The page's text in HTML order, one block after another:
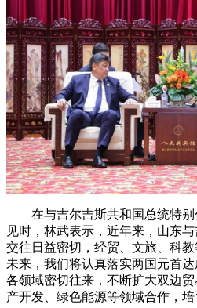
在与吉尔吉斯共和国总统特别
见时，林武表示，近年来，山东
交往日益密切，经贸、文旅、科
未来，我们将认真落实两国元首
各领域密切往来，不断扩大双边
产开发、绿色能源等领域合作，培